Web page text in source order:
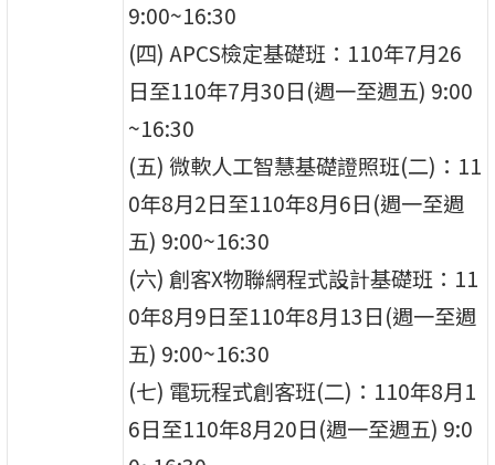
9:00~16:30
(四) APCS檢定基礎班：110年7月26
日至110年7月30日(週一至週五) 9:00
~16:30
(五) 微軟人工智慧基礎證照班(二)：11
0年8月2日至110年8月6日(週一至週
五) 9:00~16:30
(六) 創客X物聯網程式設計基礎班：11
0年8月9日至110年8月13日(週一至週
五) 9:00~16:30
(七) 電玩程式創客班(二)：110年8月1
6日至110年8月20日(週一至週五) 9:0